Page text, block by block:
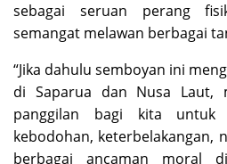
sebagai seruan perang
semangat melawan berbagai
“Jika dahulu semboyan ini
di Saparua dan Nusa Laut,
panggilan bagi kita untuk
kebodohan, keterbelakangan,
berbagai ancaman moral